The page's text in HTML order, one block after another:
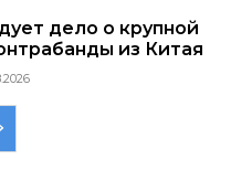
дело о крупной
из Китая